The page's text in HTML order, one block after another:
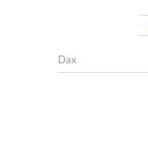
Dax